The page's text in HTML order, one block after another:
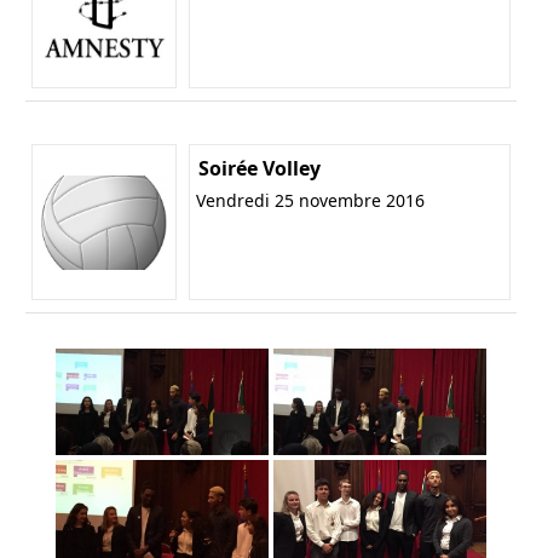
Soirée Volley
Vendredi 25 novembre 2016